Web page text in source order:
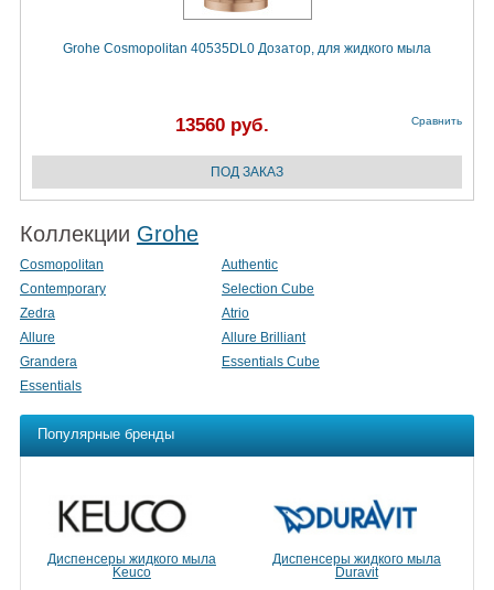
Grohe Cosmopolitan 40535DL0 Дозатор, для жидкого мыла
13560 руб. Сравнить
Коллекции Grohe
Cosmopolitan
Authentic
Contemporary
Selection Cube
Zedra
Atrio
Allure
Allure Brilliant
Grandera
Essentials Cube
Essentials
Популярные бренды
Диспенсеры жидкого мыла
Keuco
Диспенсеры жидкого мыла
Duravit